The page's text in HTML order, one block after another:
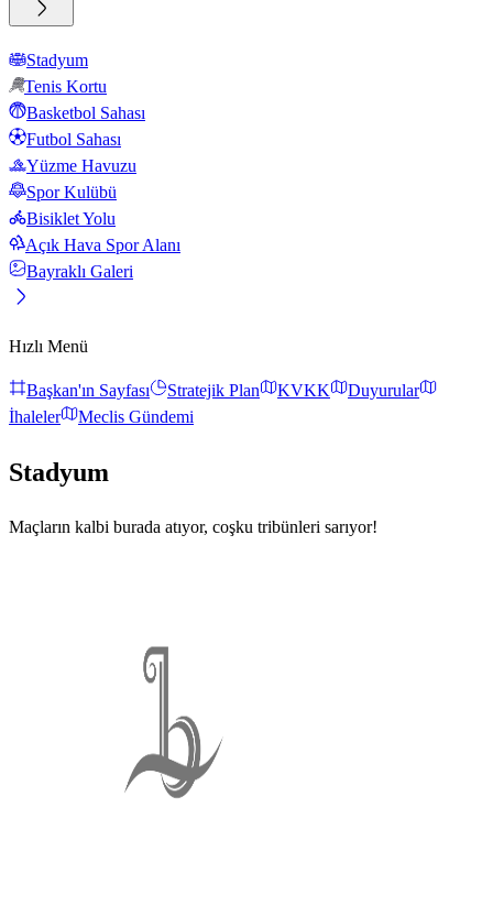
Stadyum
Tenis Kortu
Basketbol Sahası
Futbol Sahası
Yüzme Havuzu
Spor Kulübü
Bisiklet Yolu
Açık Hava Spor Alanı
Bayraklı Galeri
Hızlı Menü
Başkan'ın Sayfası Stratejik Plan KVKK
Duyurular
İhaleler
Meclis Gündemi
Stadyum
Maçların kalbi burada atıyor, coşku tribünleri sarıyor!